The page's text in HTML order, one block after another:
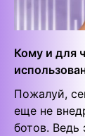
Кому и для
Пожалуй,
еще не
ботов.